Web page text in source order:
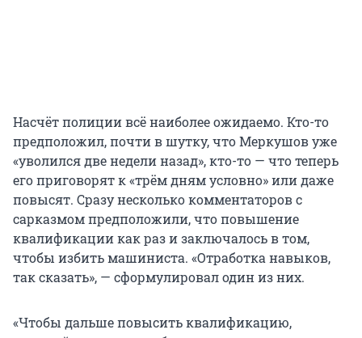
Насчёт полиции всё наиболее ожидаемо. Кто-то
предположил, почти в шутку, что Меркушов уже
«уволился две недели назад», кто-то — что теперь
его приговорят к «трём дням условно» или даже
повысят. Сразу несколько комментаторов с
сарказмом предположили, что повышение
квалификации как раз и заключалось в том,
чтобы избить машиниста. «Отработка навыков,
так сказать», — сформулировал один из них.
«Чтобы дальше повысить квалификацию,